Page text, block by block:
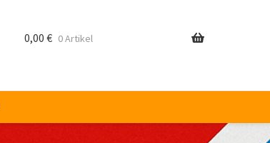
0,00 € 0 Artikel